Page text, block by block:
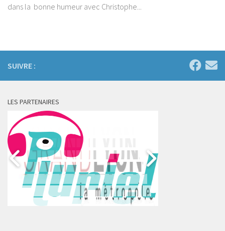
dans la bonne humeur avec Christophe...
SUIVRE :
LES PARTENAIRES